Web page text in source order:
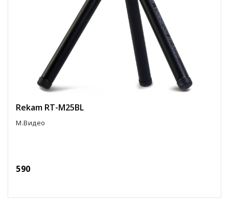
Rekam RT-M25BL
М.Видео
590